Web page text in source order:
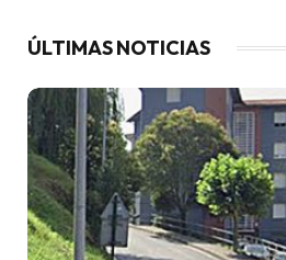
ÚLTIMAS NOTICIAS